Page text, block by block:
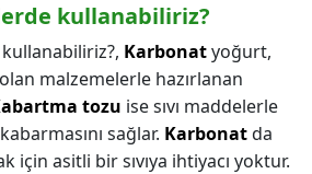
kullanabiliriz?
Karbonatyoğurt,
malzemelerle hazırlanan
tozu ise sıvı maddelerle
sağlar. Karbonatda
için asitli bir sıvıya ihtiyacı yoktur.